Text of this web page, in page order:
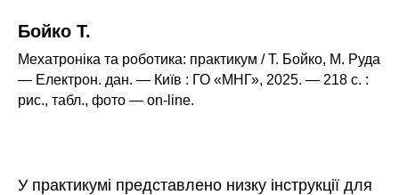
Бойко Т.
Мехатроніка та роботика: практикум / Т. Бойко, М. Руда
— Електрон. дан. — Київ : ГО «МНГ», 2025. — 218 с. :
рис., табл., фото — оn-line.
У практикумі представлено низку інструкції для